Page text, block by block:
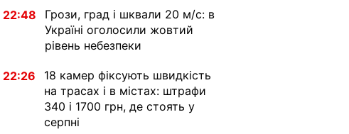
22:48
Грози, град і шквали 20 м/с: в
Україні оголосили жовтий
рівень небезпеки
22:26
18 камер фіксують швидкість
на трасах і в містах: штрафи
340 і 1700 грн, де стоять у
серпні